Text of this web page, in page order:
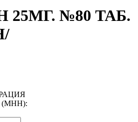
25МГ. №80 ТАБ.
(МНН):